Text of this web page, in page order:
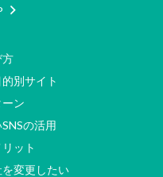
方
別サイト
ン
の活用
ット
変更したい